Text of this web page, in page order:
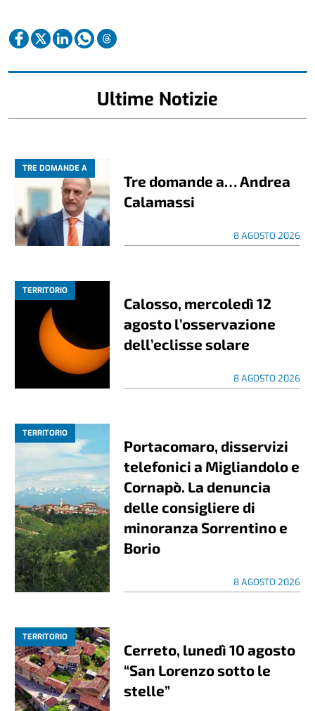
Ultime Notizie
TRE DOMANDE A
Tre domande a… Andrea
Calamassi
8 AGOSTO 2026
TERRITORIO
Calosso, mercoledì 12
agosto l’osservazione
dell’eclisse solare
8 AGOSTO 2026
TERRITORIO
Portacomaro, disservizi
telefonici a Migliandolo e
Cornapò. La denuncia
delle consigliere di
minoranza Sorrentino e
Borio
8 AGOSTO 2026
TERRITORIO
Cerreto, lunedì 10 agosto
“San Lorenzo sotto le
stelle”